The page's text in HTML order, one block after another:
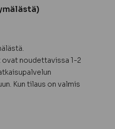
noudettavissa 1-2
Kun tilaus on valmis